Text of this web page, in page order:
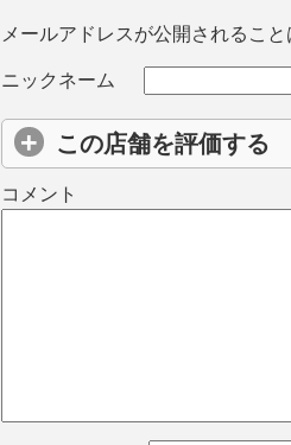
メールアドレスが公開されるこ
ニックネーム
この店舗を評価する
コメント